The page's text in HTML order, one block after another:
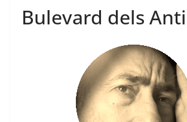
Bulevard dels